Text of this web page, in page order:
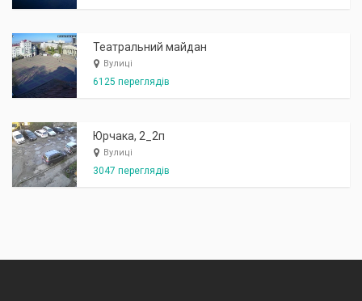
Театральний майдан
Вулиці
6125 переглядів
Юрчака, 2_2п
Вулиці
3047 переглядів